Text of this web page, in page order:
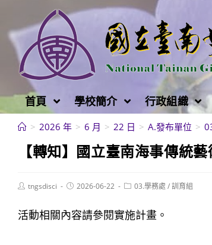
至
容
首頁 學校簡介 行政組織
> 2026 年 > 6 月 > 22 日 > A.發布單位 >
【轉知】國立臺南海事傳統
Posttngsdisci
Post2026-06-22
Post03.學務處 /訓育組
活動相關內容請參閱實施計畫。